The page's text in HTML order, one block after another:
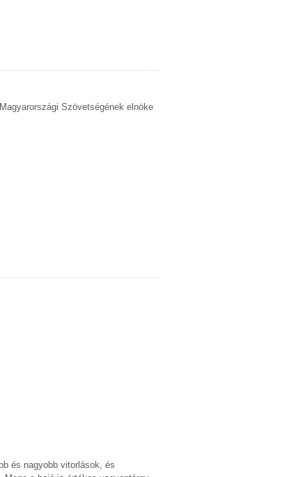
Szövetségének elnöke
és nagyobb vitorlások, és